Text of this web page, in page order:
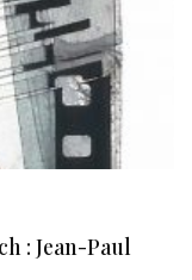
: Jean-Paul